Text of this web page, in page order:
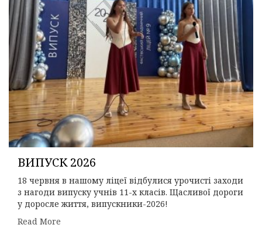
ВИПУСК 2026
18 червня в нашому ліцеї відбулися урочисті заходи
з нагоди випуску учнів 11-х класів. Щасливої дороги
у доросле життя, випускники-2026!
Read More